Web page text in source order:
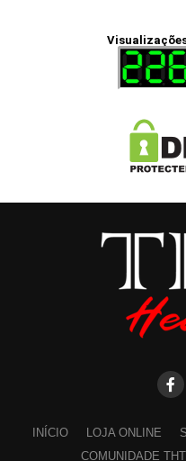
INÍCIO LOJA ONLINE
COMUNIDADE THT